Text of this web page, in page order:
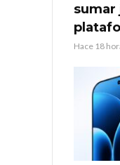
sumar
Hace 18